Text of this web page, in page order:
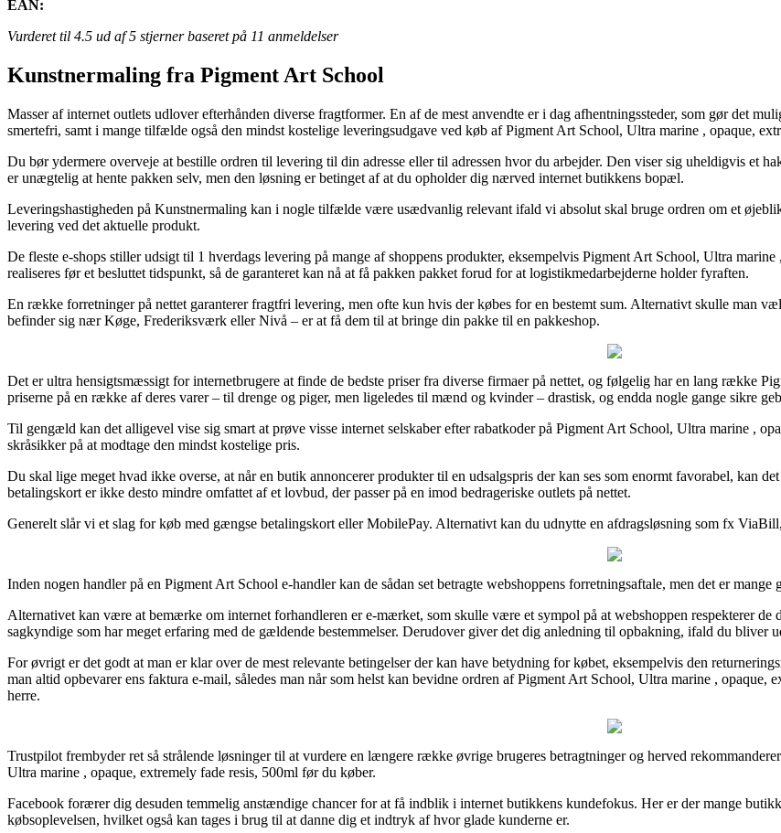
EAN:
Vurderet til 4.5 ud af 5 stjerner baseret på 11 anmeldelser
Kunstnermaling fra Pigment Art School
Masser af internet outlets udlover efterhånden diverse fragtformer. En af de mest anvendte er i dag afhentningssteder, som gør det
smertefri, samt i mange tilfælde også den mindst kostelige leveringsudgave ved køb af Pigment Art School, Ultra marine , opaque,
Du bør ydermere overveje at bestille ordren til levering til din adresse eller til adressen hvor du arbejder. Den viser sig uheldigvis et
er unægtelig at hente pakken selv, men den løsning er betinget af at du opholder dig nærved internet butikkens bopæl.
Leveringshastigheden på Kunstnermaling kan i nogle tilfælde være usædvanlig relevant ifald vi absolut skal bruge ordren om et
levering ved det aktuelle produkt.
De fleste e-shops stiller udsigt til 1 hverdags levering på mange af shoppens produkter, eksempelvis Pigment Art School, Ultra
realiseres før et besluttet tidspunkt, så de garanteret kan nå at få pakken pakket forud for at logistikmedarbejderne holder fyraften.
En række forretninger på nettet garanterer fragtfri levering, men ofte kun hvis der købes for en bestemt sum. Alternativt skulle man
befinder sig nær Køge, Frederiksværk eller Nivå – er at få dem til at bringe din pakke til en pakkeshop.
Det er ultra hensigtsmæssigt for internetbrugere at finde de bedste priser fra diverse firmaer på nettet, og følgelig har en lang række
priserne på en række af deres varer – til drenge og piger, men ligeledes til mænd og kvinder – drastisk, og endda nogle gange sikre
Til gengæld kan det alligevel vise sig smart at prøve visse internet selskaber efter rabatkoder på Pigment Art School, Ultra marine ,
skråsikker på at modtage den mindst kostelige pris.
Du skal lige meget hvad ikke overse, at når en butik annoncerer produkter til en udsalgspris der kan ses som enormt favorabel, kan
betalingskort er ikke desto mindre omfattet af et lovbud, der passer på en imod bedrageriske outlets på nettet.
Generelt slår vi et slag for køb med gængse betalingskort eller MobilePay. Alternativt kan du udnytte en afdragsløsning som fx
Inden nogen handler på en Pigment Art School e-handler kan de sådan set betragte webshoppens forretningsaftale, men det er mange
Alternativet kan være at bemærke om internet forhandleren er e-mærket, som skulle være et sympol på at webshoppen respekterer de
sagkyndige som har meget erfaring med de gældende bestemmelser. Derudover giver det dig anledning til opbakning, ifald du bliver
For øvrigt er det godt at man er klar over de mest relevante betingelser der kan have betydning for købet, eksempelvis den
man altid opbevarer ens faktura e-mail, således man når som helst kan bevidne ordren af Pigment Art School, Ultra marine ,
herre.
Trustpilot frembyder ret så strålende løsninger til at vurdere en længere række øvrige brugeres betragtninger og herved
Ultra marine , opaque, extremely fade resis, 500ml før du køber.
Facebook forærer dig desuden temmelig anstændige chancer for at få indblik i internet butikkens kundefokus. Her er der mange
købsoplevelsen, hvilket også kan tages i brug til at danne dig et indtryk af hvor glade kunderne er.